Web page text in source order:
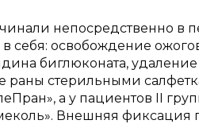
непосредственно в
себя: освобождение
биглюконата,
раны стерильными
а у пациентов II
Внешняя фиксация